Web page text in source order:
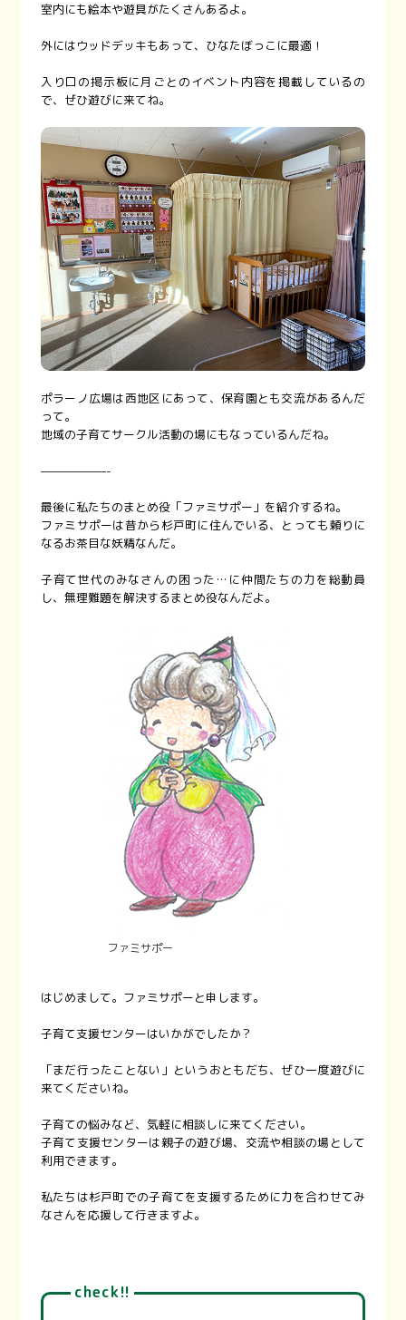
室内にも絵本や遊具がたくさんあるよ。
外にはウッドデッキもあって、ひなたぼっこに最適！
入り口の掲示板に月ごとのイベント内容を掲載しているの
で、ぜひ遊びに来てね。
ポラーノ広場は西地区にあって、保育園とも交流があるんだ
って。
地域の子育てサークル活動の場にもなっているんだね。
——————-
最後に私たちのまとめ役「ファミサポー」を紹介するね。
ファミサポーは昔から杉戸町に住んでいる、とっても頼りに
なるお茶目な妖精なんだ。
子育て世代のみなさんの困った…に仲間たちの力を総動員
し、無理難題を解決するまとめ役なんだよ。
ファミサポー
はじめまして。ファミサポーと申します。
子育て支援センターはいかがでしたか？
「まだ行ったことない」というおともだち、ぜひ一度遊びに
来てくださいね。
子育ての悩みなど、気軽に相談しに来てください。
子育て支援センターは親子の遊び場、交流や相談の場として
利用できます。
私たちは杉戸町での子育てを支援するために力を合わせてみ
なさんを応援して行きますよ。
check!!